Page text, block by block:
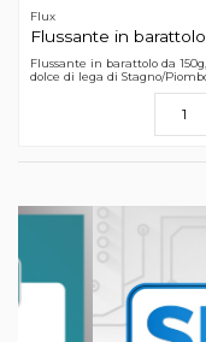
Flux
Flussante in
Flussante in barattolo da
dolce di lega di Stagno/